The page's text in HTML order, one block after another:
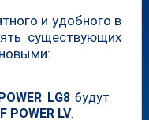
и удобного в
существующих
LG8будут
POWER LV.